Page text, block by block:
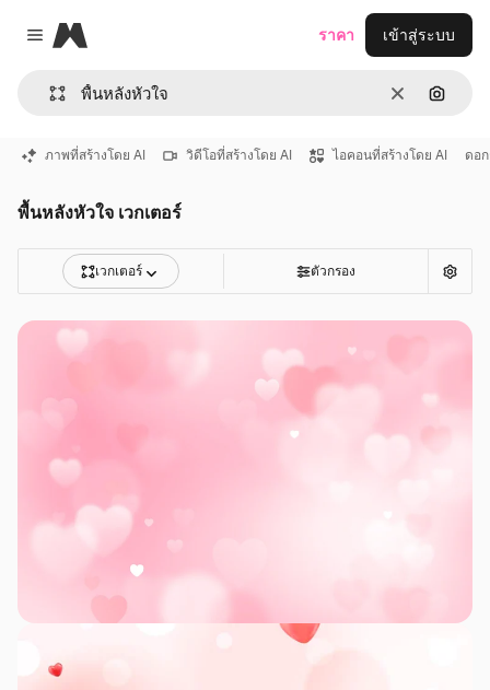
Close menu
Magnific
ชัดเจนค้นหา
ราคา เข้าสู่ระบบ
ภาพที่สร้างโดย AI วิดีโอที่สร้างโดย AI ไอคอนที่สร้างโดย AI ดอ
พื้นหลังหัวใจ เวกเตอร์
เวกเตอร์ ตัวกรอง